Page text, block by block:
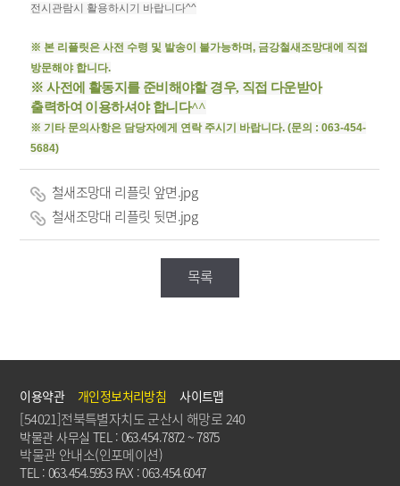
전시관람시 활용하시기 바랍니다^^
※ 본 리플릿은 사전 수령 및 발송이 불가능하며, 금강철새조망대에 직접
방문해야 합니다.
※ 사전에 활동지를 준비해야할 경우, 직접 다운받아
출력하여 이용하셔야 합니다^^
※ 기타 문의사항은 담당자에게 연락 주시기 바랍니다. (문의 : 063-454-
5684)
철새조망대 리플릿 앞면.jpg
철새조망대 리플릿 뒷면.jpg
목록
이용약관 개인정보처리방침 사이트맵
[54021]전북특별자치도 군산시 해망로 240
박물관 사무실 TEL : 063.454.7872 ~ 7875
박물관 안내소(인포메이션)
TEL : 063.454.5953 FAX : 063.454.6047